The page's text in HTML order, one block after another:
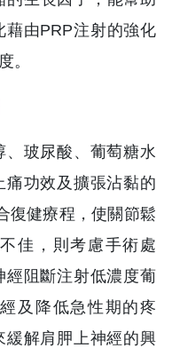
由PRP注射的強化
。
、玻尿酸、葡萄糖水
功效及擴張沾黏的
復健療程，使關節鬆
佳，則考慮手術處
經阻斷注射低濃度葡
及降低急性期的疼
緩解肩胛上神經的興